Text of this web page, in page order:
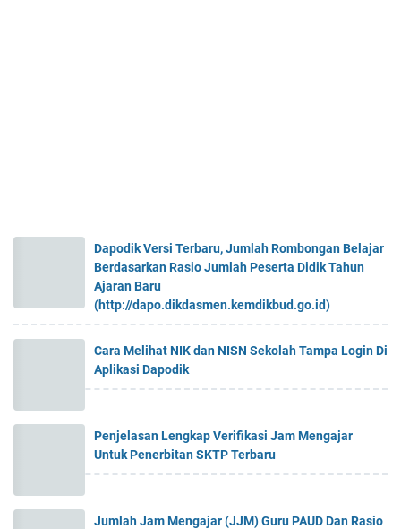
Dapodik Versi Terbaru, Jumlah Rombongan Belajar
Berdasarkan Rasio Jumlah Peserta Didik Tahun
Ajaran Baru
(http://dapo.dikdasmen.kemdikbud.go.id)
Cara Melihat NIK dan NISN Sekolah Tampa Login Di
Aplikasi Dapodik
Penjelasan Lengkap Verifikasi Jam Mengajar
Untuk Penerbitan SKTP Terbaru
Jumlah Jam Mengajar (JJM) Guru PAUD Dan Rasio